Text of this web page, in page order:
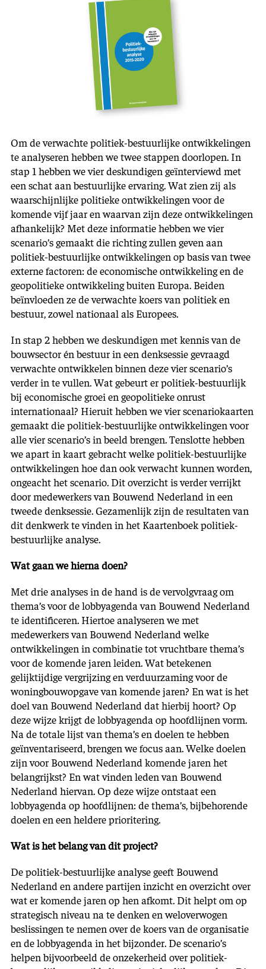
Om de verwachte politiek-bestuurlijke ontwikkelingen
te analyseren hebben we twee stappen doorlopen. In
stap 1 hebben we vier deskundigen geïnterviewd met
een schat aan bestuurlijke ervaring. Wat zien zij als
waarschijnlijke politieke ontwikkelingen voor de
komende vijf jaar en waarvan zijn deze ontwikkelingen
afhankelijk? Met deze informatie hebben we vier
scenario’s gemaakt die richting zullen geven aan
politiek-bestuurlijke ontwikkelingen op basis van twee
externe factoren: de economische ontwikkeling en de
geopolitieke ontwikkeling buiten Europa. Beiden
beïnvloeden ze de verwachte koers van politiek en
bestuur, zowel nationaal als Europees.
In stap 2 hebben we deskundigen met kennis van de
bouwsector én bestuur in een denksessie gevraagd
verwachte ontwikkelen binnen deze vier scenario’s
verder in te vullen. Wat gebeurt er politiek-bestuurlijk
bij economische groei en geopolitieke onrust
internationaal? Hieruit hebben we vier scenariokaarten
gemaakt die politiek-bestuurlijke ontwikkelingen voor
alle vier scenario’s in beeld brengen. Tenslotte hebben
we apart in kaart gebracht welke politiek-bestuurlijke
ontwikkelingen hoe dan ook verwacht kunnen worden,
ongeacht het scenario. Dit overzicht is verder verrijkt
door medewerkers van Bouwend Nederland in een
tweede denksessie. Gezamenlijk zijn de resultaten van
dit denkwerk te vinden in het Kaartenboek politiek-
bestuurlijke analyse.
Wat gaan we hierna doen?
Met drie analyses in de hand is de vervolgvraag om
thema’s voor de lobbyagenda van Bouwend Nederland
te identificeren. Hiertoe analyseren we met
medewerkers van Bouwend Nederland welke
ontwikkelingen in combinatie tot vruchtbare thema’s
voor de komende jaren leiden. Wat betekenen
gelijktijdige vergrijzing en verduurzaming voor de
woningbouwopgave van komende jaren? En wat is het
doel van Bouwend Nederland dat hierbij hoort? Op
deze wijze krijgt de lobbyagenda op hoofdlijnen vorm.
Na de totale lijst van thema’s en doelen te hebben
geïnventariseerd, brengen we focus aan. Welke doelen
zijn voor Bouwend Nederland komende jaren het
belangrijkst? En wat vinden leden van Bouwend
Nederland hiervan. Op deze wijze ontstaat een
lobbyagenda op hoofdlijnen: de thema’s, bijbehorende
doelen en een heldere prioritering.
Wat is het belang van dit project?
De politiek-bestuurlijke analyse geeft Bouwend
Nederland en andere partijen inzicht en overzicht over
wat er komende jaren op hen afkomt. Dit helpt om op
strategisch niveau na te denken en weloverwogen
beslissingen te nemen over de koers van de organisatie
en de lobbyagenda in het bijzonder. De scenario’s
helpen bijvoorbeeld de onzekerheid over politiek-